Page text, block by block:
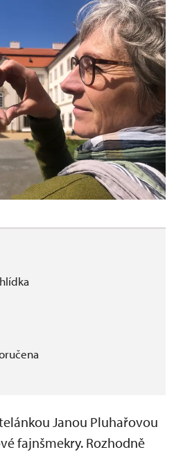
Janou Pluhařovou
fajnšmekry. Rozhodně